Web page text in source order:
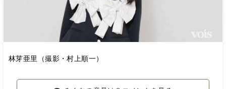
林芽亜里（撮影・村上順一）